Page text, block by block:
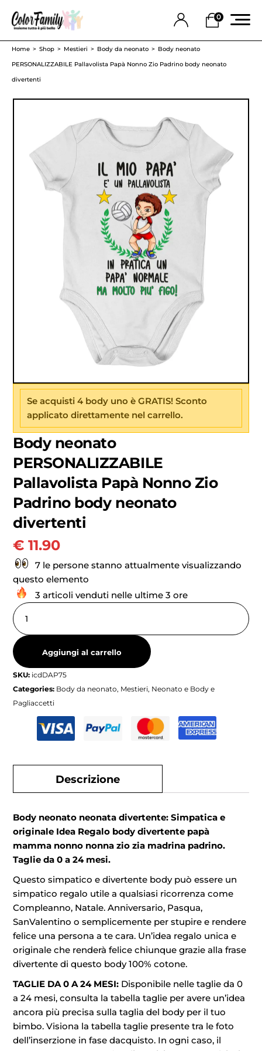
0
Home Shop Mestieri Body da neonato
Body neonato
PERSONALIZZABILE Pallavolista Papà Nonno Zio Padrino body neonato
divertenti
Se acquisti 4 body uno è GRATIS! Sconto
applicato direttamente nel carrello.
Body neonato
PERSONALIZZABILE
Pallavolista Papà Nonno Zio
Padrino body neonato
divertenti
€ 11.90
7 le persone stanno attualmente visualizzando
questo elemento
3 articoli venduti nelle ultime 3 ore
Aggiungi al carrello
SKU: icdDAP75
Categories: Body da neonato, Mestieri, Neonato e Body e
Pagliaccetti
Descrizione
Body neonato neonata divertente: Simpatica e
originale Idea Regalo body divertente papà
mamma nonno nonna zio zia madrina padrino.
Taglie da 0 a 24 mesi.
Questo simpatico e divertente body può essere un
simpatico regalo utile a qualsiasi ricorrenza come
Compleanno, Natale. Anniversario, Pasqua,
SanValentino o semplicemente per stupire e rendere
felice una persona a te cara. Un’idea regalo unica e
originale che renderà felice chiunque grazie alla frase
divertente di questo body 100% cotone.
TAGLIE DA 0 A 24 MESI: Disponibile nelle taglie da 0
a 24 mesi, consulta la tabella taglie per avere un’idea
ancora più precisa sulla taglia del body per il tuo
bimbo. Visiona la tabella taglie presente tra le foto
dell’inserzione in fase dacquisto. In ogni caso, il